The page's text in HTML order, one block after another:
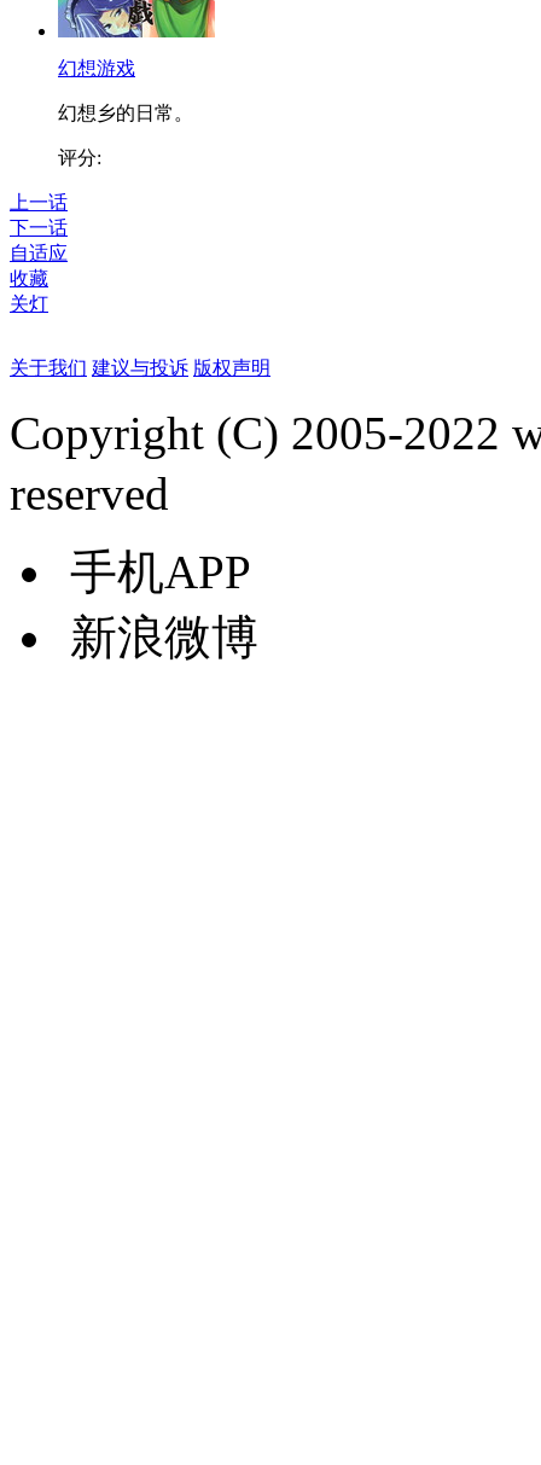
幻想游戏
幻想乡的日常。
评分:
上一话
下一话
自适应
收藏
关灯
关于我们 建议与投诉 版权声明
Copyright (C) 2005-2022
reserved
手机APP
新浪微博